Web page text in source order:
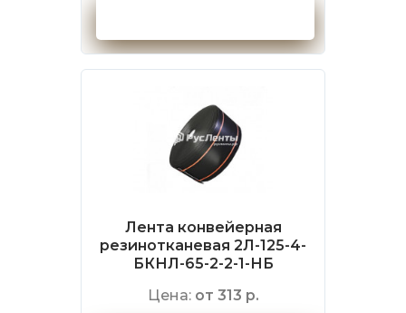
Лента конвейерная
резинотканевая 2Л-125-4-
БКНЛ-65-2-2-1-НБ
Цена: от 313 р.